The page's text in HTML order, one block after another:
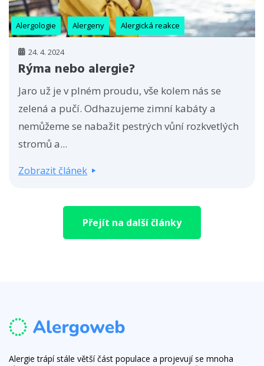
Alergologie Alergeny Alergická reakce
24. 4. 2024
Rýma nebo alergie?
Jaro už je v plném proudu, vše kolem nás se
zelená a pučí. Odhazujeme zimní kabáty a
nemůžeme se nabažit pestrých vůní rozkvetlých
stromů a...
Zobrazit článek
Přejít na další články
Alergie trápí stále větší část populace a projevují se mnoha